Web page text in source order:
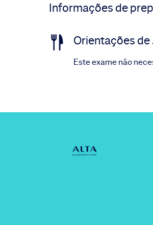
Informações de
Orientações de
Este exame não